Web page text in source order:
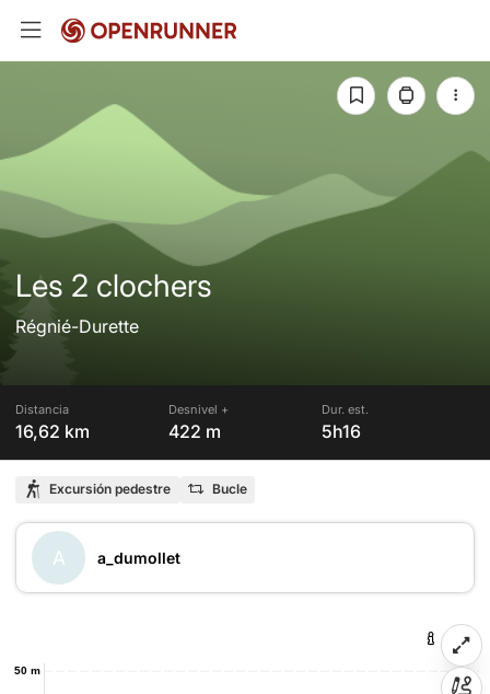
Les 2 clochers
Régnié-Durette
Distancia
16,62 km
Desnivel +
422 m
Dur. est.
5h16
Excursión pedestre Bucle
A a_dumollet
50 m